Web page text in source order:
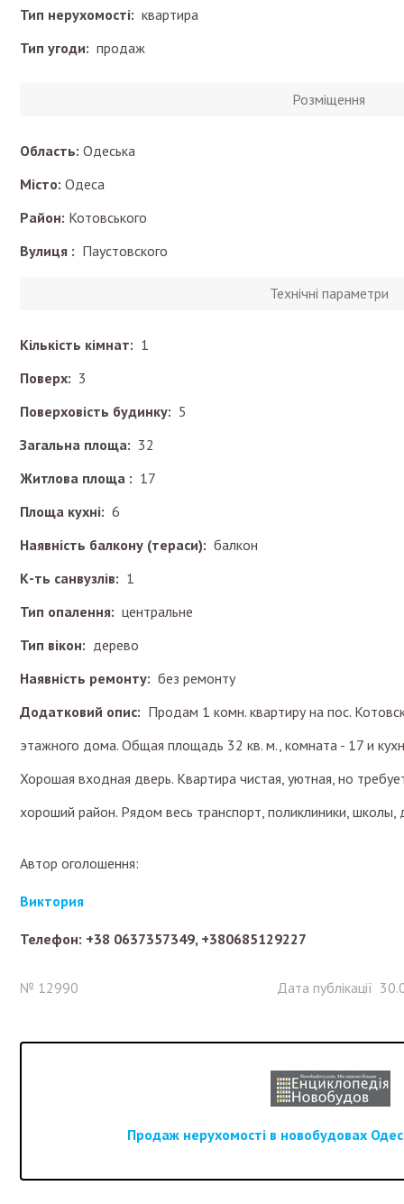
Тип нерухомості: квартира
Тип угоди: продаж
Розміщення
Область: Одеська
Місто: Одеса
Район: Котовського
Вулиця : Паустовского
Технічні параметри
Кількість кімнат: 1
Поверх: 3
Поверховість будинку: 5
Загальна площа: 32
Житлова площа : 17
Площа кухні: 6
Наявність балкону (тераси): балкон
К-ть санвузлів: 1
Тип опалення: центральне
Тип вікон: дерево
Наявність ремонту: без ремонту
Додатковий опис: Продам 1 комн. квартиру на пос.
этажного дома. Общая площадь 32 кв. м., комната - 17 и
Хорошая входная дверь. Квартира чистая, уютная, но
хороший район. Рядом весь транспорт, поликлиники, школы,
Автор оголошення:
Виктория
Телефон: +38 0637357349, +380685129227
№ 12990 Дата публікації
Продаж нерухомості в новобудовах